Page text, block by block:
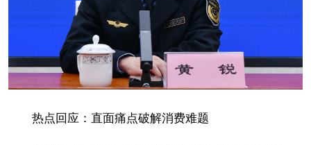
热点回应：直面痛点破解消费难题